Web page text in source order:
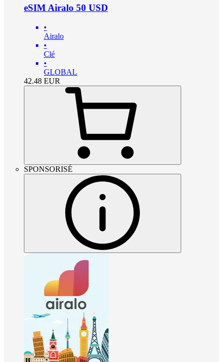
eSIM Airalo 50 USD
•
Airalo
•
Clé
•
GLOBAL
42.48 EUR
SPONSORISÉ